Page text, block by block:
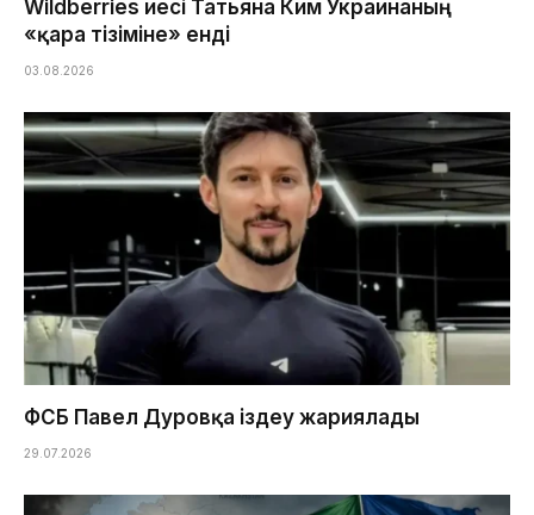
Wildberries иесі Татьяна Ким Украинаның
«қара тізіміне» енді
03.08.2026
ФСБ Павел Дуровқа іздеу жариялады
29.07.2026